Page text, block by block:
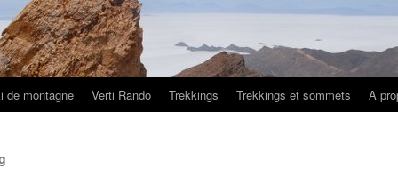
de montagne Verti Rando Trekkings Trekkings et sommets A